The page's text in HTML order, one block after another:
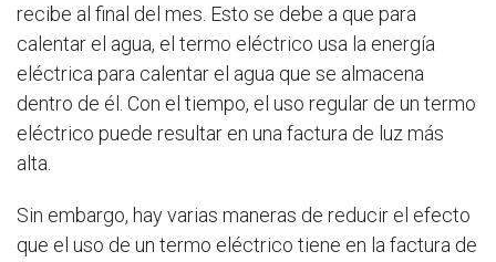
recibe al final del mes. Esto se debe a que para
calentar el agua, el termo eléctrico usa la energía
eléctrica para calentar el agua que se almacena
dentro de él. Con el tiempo, el uso regular de un termo
eléctrico puede resultar en una factura de luz más
alta.
Sin embargo, hay varias maneras de reducir el efecto
que el uso de un termo eléctrico tiene en la factura de